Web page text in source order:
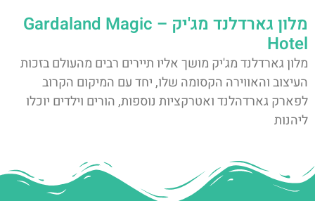
מלון גארדלנד מג'יק – Gardaland Magic
Hotel
מלון גארדלנד מג'יק מושך אליו תיירים רבים מהעולם בזכות
העיצוב והאווירה הקסומה שלו, יחד עם המיקום הקרוב
לפארק גארדהלנד ואטרקציות נוספות, הורים וילדים יוכלו
ליהנות